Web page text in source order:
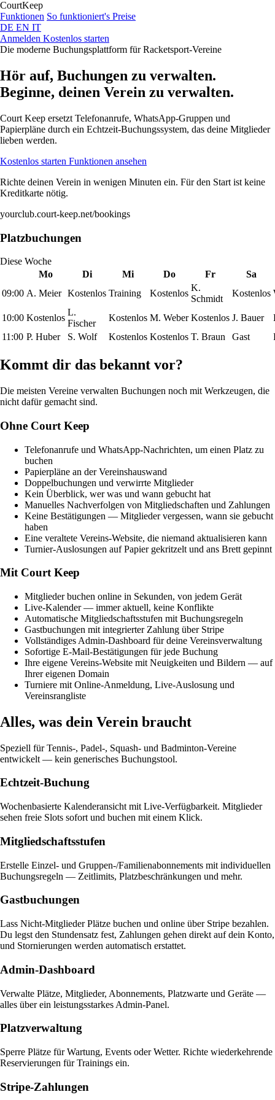
CourtKeep
Funktionen So funktioniert's Preise
DE EN IT
Anmelden Kostenlos starten
Die moderne Buchungsplattform für Racketsport-Vereine
Hör auf, Buchungen zu verwalten.
Beginne, deinen Verein zu verwalten.
Court Keep ersetzt Telefonanrufe, WhatsApp-Gruppen und
Papierpläne durch ein Echtzeit-Buchungssystem, das deine Mitglieder
lieben werden.
Kostenlos starten Funktionen ansehen
Richte deinen Verein in wenigen Minuten ein. Für den Start ist keine
Kreditkarte nötig.
yourclub.court-keep.net/bookings
Platzbuchungen
Diese Woche
Mo
Di Mi Do Fr
Sa
09:00 A. Meier Kostenlos Training Kostenlos
K.
Schmidt
Kostenlos
10:00 Kostenlos
L.
Fischer
Kostenlos M. Weber Kostenlos J. Bauer
11:00 P. Huber S. Wolf Kostenlos Kostenlos T. Braun Gast
Kommt dir das bekannt vor?
Die meisten Vereine verwalten Buchungen noch mit Werkzeugen, die
nicht dafür gemacht sind.
Ohne Court Keep
Telefonanrufe und WhatsApp-Nachrichten, um einen Platz zu
buchen
Papierpläne an der Vereinshauswand
Doppelbuchungen und verwirrte Mitglieder
Kein Überblick, wer was und wann gebucht hat
Manuelles Nachverfolgen von Mitgliedschaften und Zahlungen
Keine Bestätigungen — Mitglieder vergessen, wann sie gebucht
haben
Eine veraltete Vereins-Website, die niemand aktualisieren kann
Turnier-Auslosungen auf Papier gekritzelt und ans Brett gepinnt
Mit Court Keep
Mitglieder buchen online in Sekunden, von jedem Gerät
Live-Kalender — immer aktuell, keine Konflikte
Automatische Mitgliedschaftsstufen mit Buchungsregeln
Gastbuchungen mit integrierter Zahlung über Stripe
Vollständiges Admin-Dashboard für deine Vereinsverwaltung
Sofortige E-Mail-Bestätigungen für jede Buchung
Ihre eigene Vereins-Website mit Neuigkeiten und Bildern — auf
Ihrer eigenen Domain
Turniere mit Online-Anmeldung, Live-Auslosung und
Vereinsrangliste
Alles, was dein Verein braucht
Speziell für Tennis-, Padel-, Squash- und Badminton-Vereine
entwickelt — kein generisches Buchungstool.
Echtzeit-Buchung
Wochenbasierte Kalenderansicht mit Live-Verfügbarkeit. Mitglieder
sehen freie Slots sofort und buchen mit einem Klick.
Mitgliedschaftsstufen
Erstelle Einzel- und Gruppen-/Familienabonnements mit individuellen
Buchungsregeln — Zeitlimits, Platzbeschränkungen und mehr.
Gastbuchungen
Lass Nicht-Mitglieder Plätze buchen und online über Stripe bezahlen.
Du legst den Stundensatz fest, Zahlungen gehen direkt auf dein Konto,
und Stornierungen werden automatisch erstattet.
Admin-Dashboard
Verwalte Plätze, Mitglieder, Abonnements, Platzwarte und Geräte —
alles über ein leistungsstarkes Admin-Panel.
Platzverwaltung
Sperre Plätze für Wartung, Events oder Wetter. Richte wiederkehrende
Reservierungen für Trainings ein.
Stripe-Zahlungen